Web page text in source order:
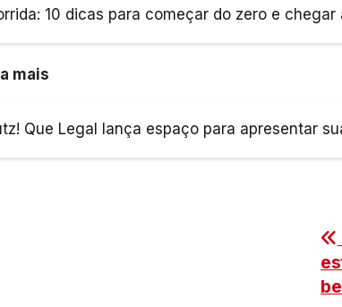
10 dicas para começar do zero e
mais
Que Legal lança espaço para apresentar